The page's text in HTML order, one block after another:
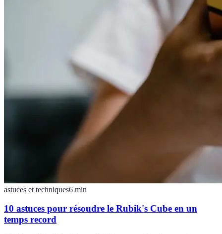
astuces et techniques6 min
10 astuces pour résoudre le Rubik's Cube en un
temps record